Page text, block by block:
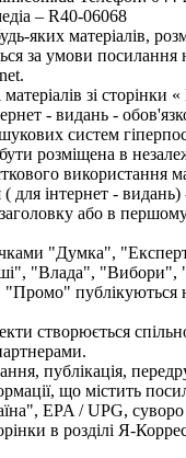
– R40-06068
яких матеріалів,
за умови посилання
зі сторінки
- видань -
систем
розміщена в
використання
для інтернет -
або в першому
"Думка",
"Влада", "Вибори",
публікуються
створюється
публікація,
що містить
EPA / UPG, суворо
в розділі Я-